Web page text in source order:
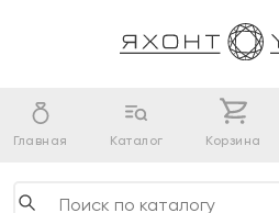
Главная Каталог Корзина